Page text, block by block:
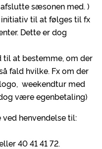
sæsonen med. )
til at følges til fx
Dette er dog
at bestemme, om der
fald hvilke. Fx om der
weekendtur med
være egenbetaling)
henvendelse til:
40 41 41 72.